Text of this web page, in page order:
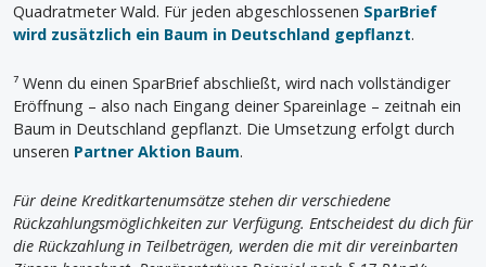
Quadratmeter Wald. Für jeden abgeschlossenen SparBrief
wird zusätzlich ein Baum in Deutschland gepflanzt.
⁷ Wenn du einen SparBrief abschließt, wird nach vollständiger
Eröffnung – also nach Eingang deiner Spareinlage – zeitnah ein
Baum in Deutschland gepflanzt. Die Umsetzung erfolgt durch
unseren Partner Aktion Baum.
Für deine Kreditkartenumsätze stehen dir verschiedene
Rückzahlungsmöglichkeiten zur Verfügung. Entscheidest du dich für
die Rückzahlung in Teilbeträgen, werden die mit dir vereinbarten